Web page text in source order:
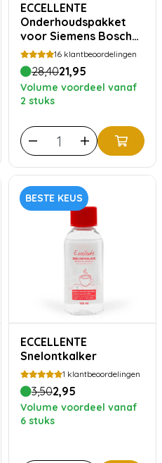
ECCELLENTE
Onderhoudspakket
voor Siemens Bosch
Krups Miele
16 klantbeoordelingen
28,4021,95
Volume voordeel vanaf
2 stuks
BESTE KEUS
ECCELLENTE
Snelontkalker
1 klantbeoordelingen
3,502,95
Volume voordeel vanaf
6 stuks